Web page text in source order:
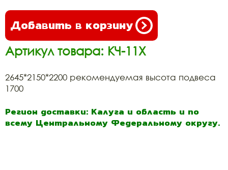
Добавить в корзину
Артикул товара: КЧ-11Х
2645*2150*2200 рекомендуемая высота подвеса
1700
Регион доставки: Калуга и область и по
всему Центральному Федеральному округу.